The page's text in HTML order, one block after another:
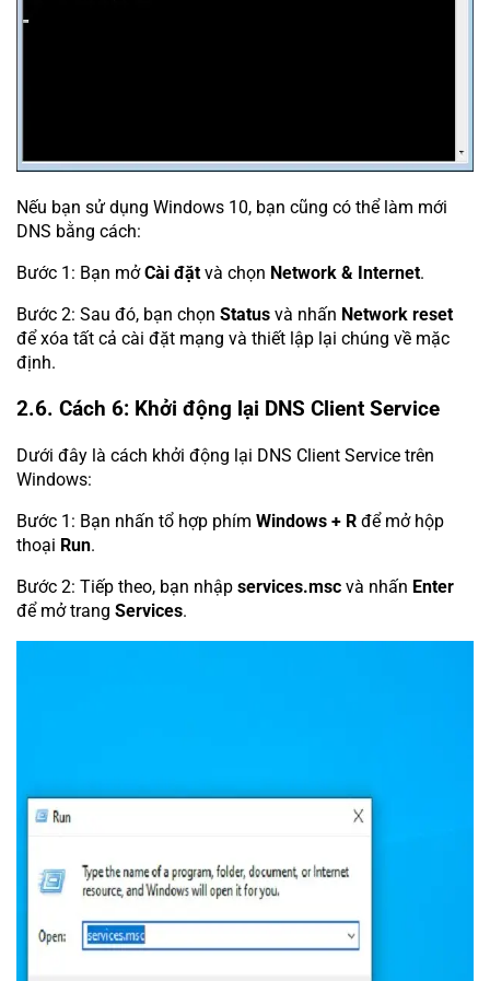
Nếu bạn sử dụng Windows 10, bạn cũng có thể làm mới
DNS bằng cách:
Bước 1: Bạn mởCài đặtvà chọn Network & Internet.
Bước 2: Sau đó, bạn chọn Status và nhấn Network reset
để xóa tất cả cài đặt mạng và thiết lập lại chúng về mặc
định.
2.6. Cách 6: Khởi động lại DNS Client Service
Dưới đây là cách khởi động lại DNS Client Service trên
Windows:
Bước 1: Bạn nhấn tổ hợp phím Windows + R để mở hộp
thoại Run.
Bước 2: Tiếp theo, bạn nhập services.msc và nhấn Enter
để mở trang Services.